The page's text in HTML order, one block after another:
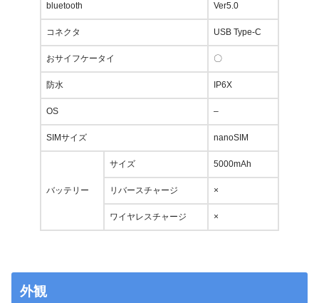
bluetooth Ver5.0
コネクタ USB Type-C
おサイフケータイ 〇
防水 IP6X
OS –
SIMサイズ nanoSIM
バッテリー
サイズ 5000mAh
リバースチャージ ×
ワイヤレスチャージ ×
外観